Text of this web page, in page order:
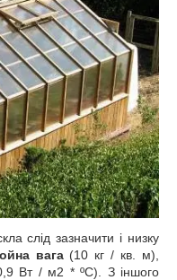
слід зазначити і низку
вага(10 кг / кв. м),
Вт / м2 * ºС). З іншого